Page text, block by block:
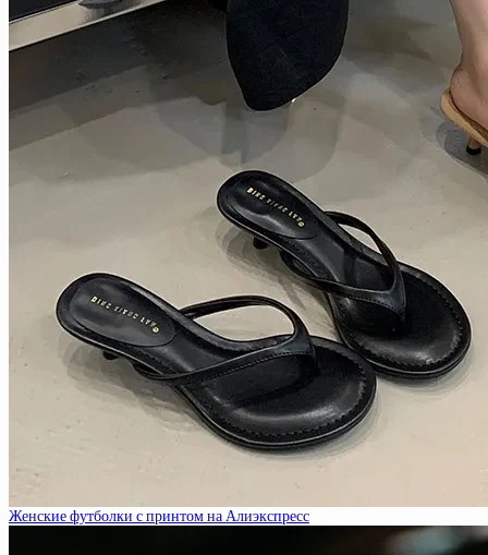
Женские футболки с принтом на Алиэкспресс